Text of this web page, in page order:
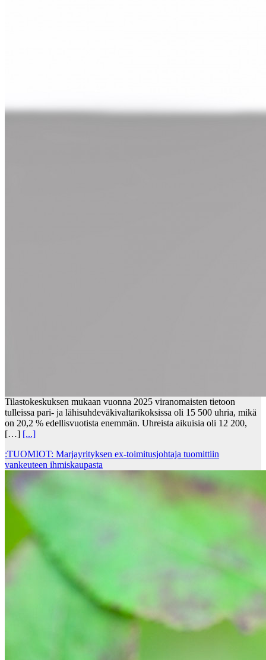
Tilastokeskuksen mukaan vuonna 2025 viranomaisten tietoon
tulleissa pari- ja lähisuhdeväkivaltarikoksissa oli 15 500 uhria, mikä
on 20,2 % edellisvuotista enemmän. Uhreista aikuisia oli 12 200,
[…] [...]
:TUOMIOT: Marjayrityksen ex-toimitusjohtaja tuomittiin
vankeuteen ihmiskaupasta